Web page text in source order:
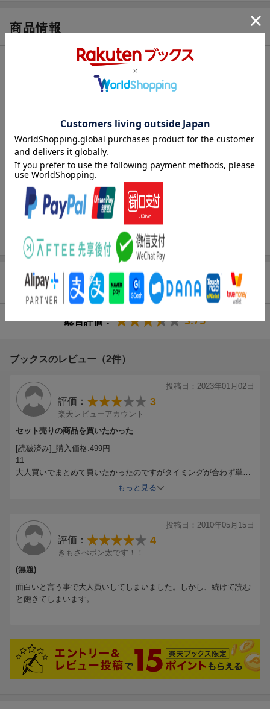
商品情報
1994年09月03日頃
板垣恵介
グラップラー刃牙
レーベル 少年チャンピオンコミックス
出版社 秋田書店
発行形態 コミック
ページ数 188p
9784253053228
商品レビュー（5件）
総合評価： 3.75
ブックスのレビュー（2件）
投稿日：2023年01月02日
評価： 3
楽天レビューアカウント
セット売りの商品を買いたかった
[読破済み]_購入価格:499円
11
大人買いでまとめて買いたかったのですがタイミングが合わず単品
もっと見る
投稿日：2010年05月15日
評価： 4
きもさべポン太です！！
(無題)
面白いと言う事で大人買いしてしまいました。しかし、続けて読む
と飽きてしまいます。